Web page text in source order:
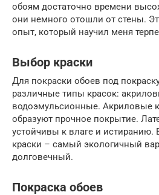
обоям достаточно времени
они немного отошли от стены.
опыт, который научил меня
Выбор краски
Для покраски обоев под
различные типы красок:
водоэмульсионные. Акриловые
образуют прочное покрытие.
устойчивы к влаге и
краски – самый экологичный
долговечный.
Покраска обоев